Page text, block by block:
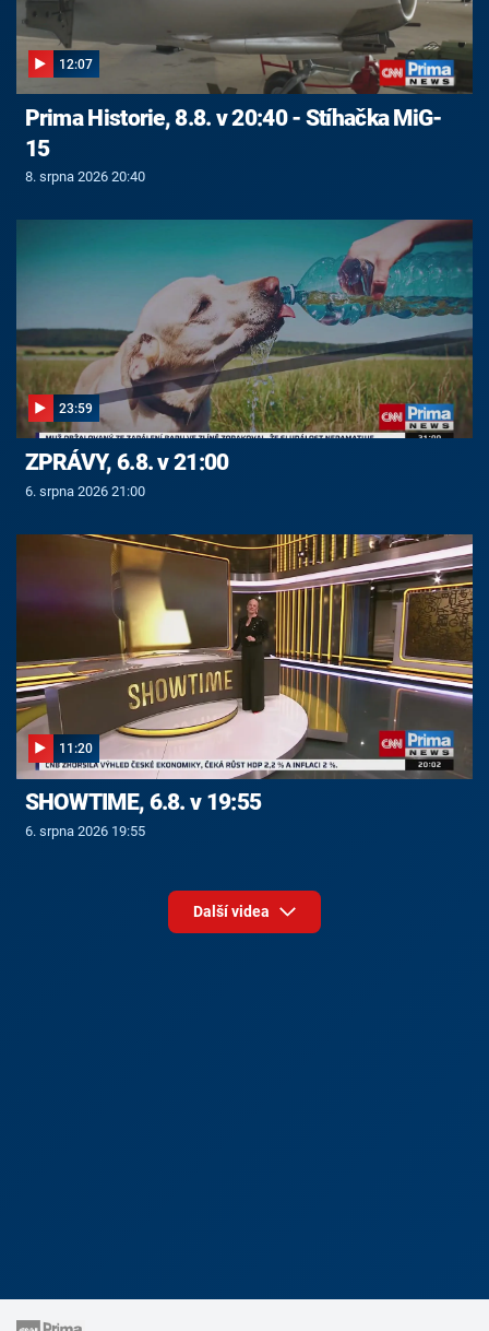
12:07
Prima Historie, 8.8. v 20:40 - Stíhačka MiG-
15
8. srpna 2026 20:40
23:59
ZPRÁVY, 6.8. v 21:00
6. srpna 2026 21:00
11:20
SHOWTIME, 6.8. v 19:55
6. srpna 2026 19:55
Další videa